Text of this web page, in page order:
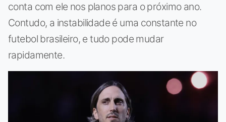
conta com ele nos planos para o próximo ano.
Contudo, a instabilidade é uma constante no
futebol brasileiro, e tudo pode mudar
rapidamente.